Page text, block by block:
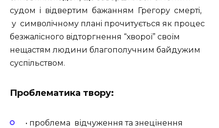
судом i вiдвертим бажанням Грегору смертi,
у символiчному планi прочитується як процес
безжалiсного вiдторгнення “хвороï” своïм
нещастям людини благополучним байдужим
суспiльством.
Проблематика твору:
• проблема відчуження та знецінення